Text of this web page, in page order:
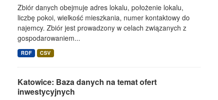
Zbiór danych obejmuje adres lokalu, położenie lokalu,
liczbę pokoi, wielkość mieszkania, numer kontaktowy do
najemcy. Zbiór jest prowadzony w celach związanych z
gospodarowaniem...
RDF CSV
Katowice: Baza danych na temat ofert
inwestycyjnych